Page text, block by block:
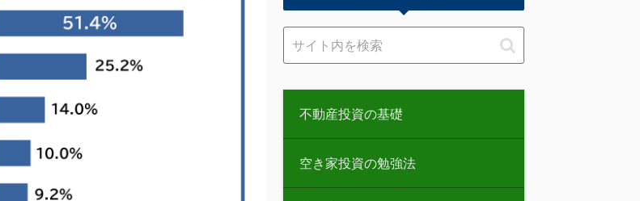
不動産投資の基礎
空き家投資の勉強法